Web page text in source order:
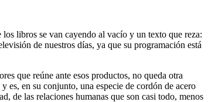
libros se van cayendo al vacío y un texto que reza:
de nuestros días, ya que su programación está
que reúne ante esos productos, no queda otra
es, en su conjunto, una especie de cordón de acero
de las relaciones humanas que son casi todo, menos